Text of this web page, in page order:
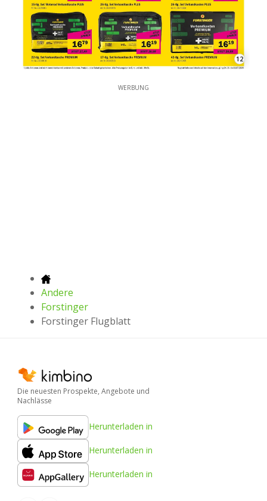
12
WERBUNG
Andere
Forstinger
Forstinger Flugblatt
Die neuesten Prospekte, Angebote und
Nachlässe
Herunterladen in
Herunterladen in
Herunterladen in